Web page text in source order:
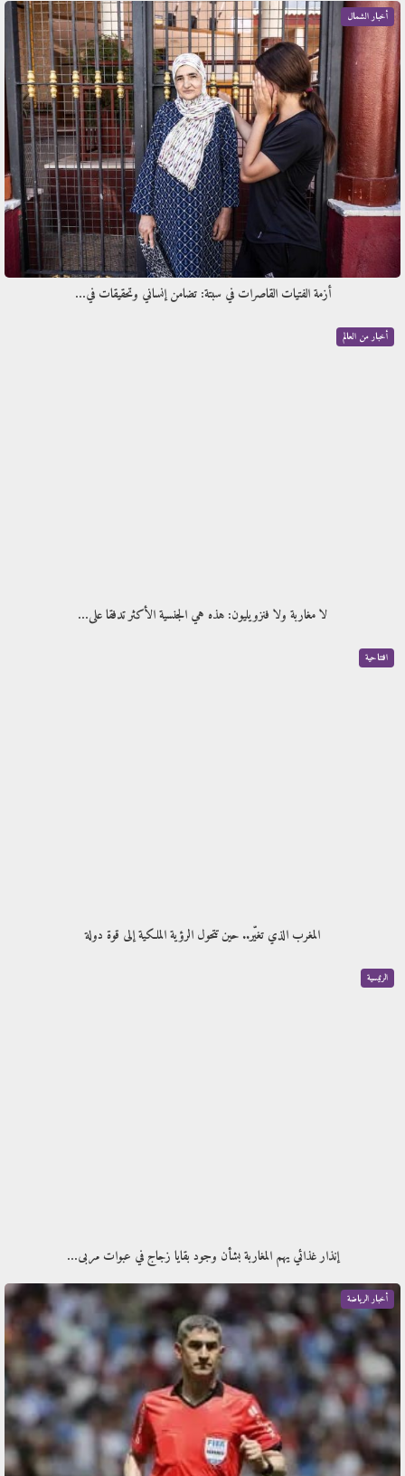
أخبار الشمال
أزمة الفتيات القاصرات في سبتة: تضامن إنساني وتحقيقات في…
أخبار من العالم
لا مغاربة ولا فنزويليون: هذه هي الجنسية الأكثر تدفقا على…
افتتاحية
المغرب الذي تغيّر.. حين تتحول الرؤية الملكية إلى قوة دولة
الرئيسية
إنذار غذائي يهم المغاربة بشأن وجود بقايا زجاج في عبوات مربى…
أخبار الرياضة